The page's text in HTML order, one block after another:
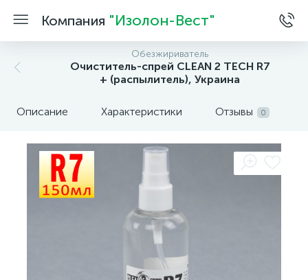
Компания "Изолон-Вест"
Обезжириватель
Очиститель-спрей CLEAN 2 TECH R7
+ (распылитель), Украина
Описание Характеристики Отзывы 0